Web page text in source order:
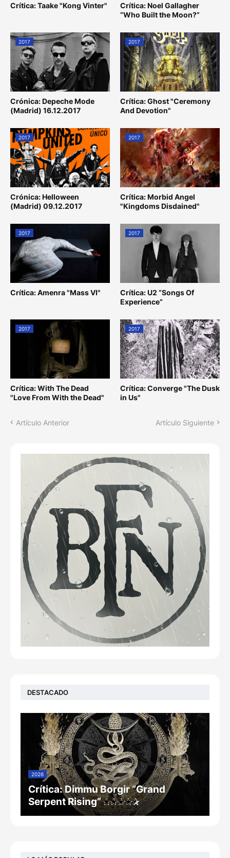
Crítica: Taake "Kong Vinter"
Crítica: Noel Gallagher
“Who Built the Moon?”
2017
Crónica: Depeche Mode
(Madrid) 16.12.2017
2017
Crítica: Ghost "Ceremony
And Devotion"
2017
Crónica: Helloween
(Madrid) 09.12.2017
2017
Crítica: Morbid Angel
"Kingdoms Disdained"
2017
Crítica: Amenra "Mass VI"
2017
Crítica: U2 “Songs Of
Experience”
2017
Crítica: With The Dead
"Love From With the Dead"
2017
Crítica: Converge "The Dusk
in Us"
Artículo Anterior Artículo Siguiente
DESTACADO
2026
Crítica: Dimmu Borgir “Grand
Serpent Rising”